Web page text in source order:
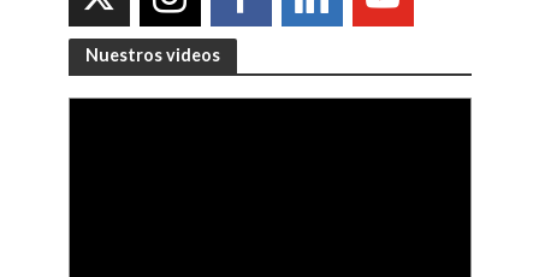
Nuestros videos